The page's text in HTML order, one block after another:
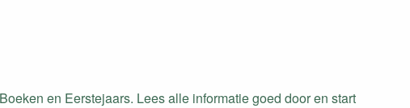
en Eerstejaars. Lees alle informatie goed door en start